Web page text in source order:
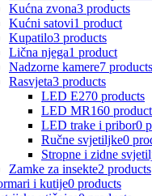
Kućna zvona3 products
Kućni satovi1 product
Kupatilo3 products
Lična njega1 product
Nadzorne kamere7 products
Rasvjeta3 products
LED E270 products
LED MR160
LED trake i pribor0
Ručne svjetiljke0
Stropne i zidne
Zamke za insekte2 products
i kutije0 products